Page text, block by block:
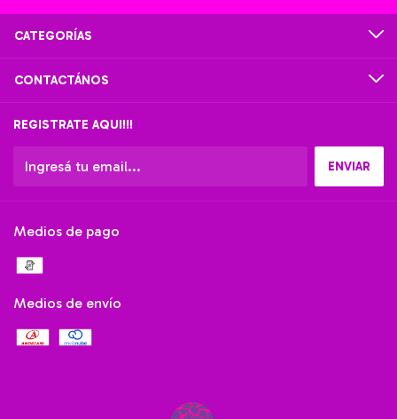
CATEGORÍAS
CONTACTÁNOS
REGISTRATE AQUI!!!
Medios de pago
Medios de envío